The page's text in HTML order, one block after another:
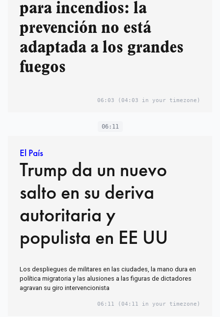
para incendios: la
prevención no está
adaptada a los grandes
fuegos
06:03 (04:03 in your timezone)
06:11
El País
Trump da un nuevo
salto en su deriva
autoritaria y
populista en EE UU
Los despliegues de militares en las ciudades, la mano dura en
política migratoria y las alusiones a las figuras de dictadores
agravan su giro intervencionista
06:11 (04:11 in your timezone)